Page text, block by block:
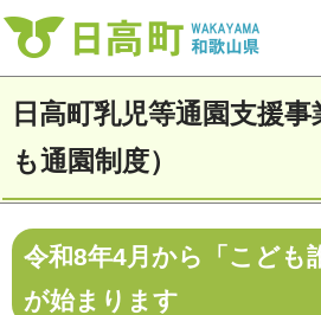
日高町乳児等通園支援
も通園制度）
令和8年4月から「こども
が始まります